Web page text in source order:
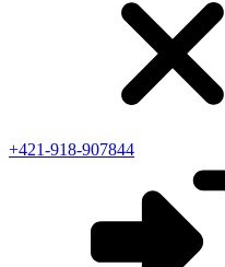
+421-918-907844